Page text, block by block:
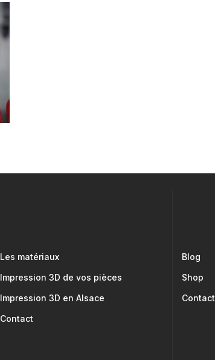
Les matériaux
Impression 3D de vos pièces
Impression 3D en Alsace
Contact
Blog
Shop
Contact